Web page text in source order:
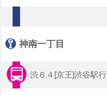
神南一丁目
渋６４[京王]渋谷駅行